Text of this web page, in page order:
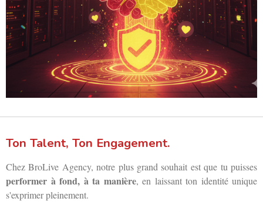
Ton Talent, Ton Engagement.
Chez BroLive Agency, notre plus grand souhait est que tu puisses
performer à fond, à ta manière, en laissant ton identité unique
s'exprimer pleinement.